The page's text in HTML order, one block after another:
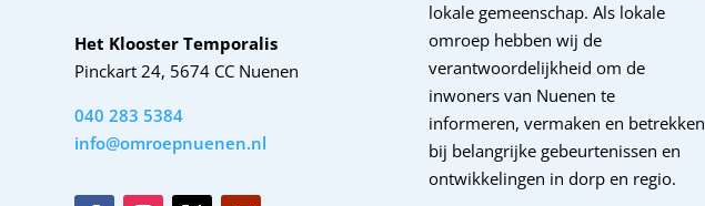
Het Klooster Temporalis
Pinckart 24, 5674 CC Nuenen
040 283 5384
info@omroepnuenen.nl
lokale gemeenschap. Als lokale
omroep hebben wij de
verantwoordelijkheid om de
inwoners van Nuenen te
informeren, vermaken en betrekken
bij belangrijke gebeurtenissen en
ontwikkelingen in dorp en regio.